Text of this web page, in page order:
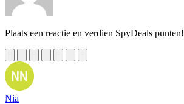
Plaats een reactie en verdien SpyDeals punten!
Nia